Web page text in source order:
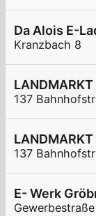
Da Alois E-
Kranzbach 8
LANDMARKT
137
LANDMARKT
137
E- Werk
Gewerbestraße